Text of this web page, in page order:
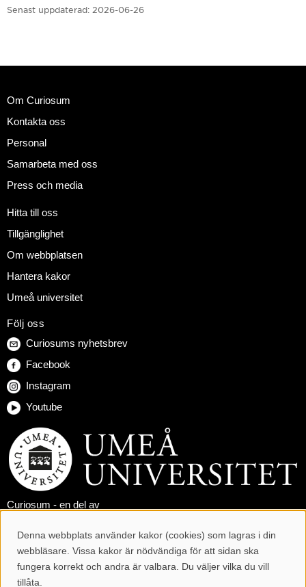
Senast uppdaterad: 2026-06-26
Om Curiosum
Kontakta oss
Personal
Samarbeta med oss
Press och media
Hitta till oss
Tillgänglighet
Om webbplatsen
Hantera kakor
Umeå universitet
Följ oss
Curiosums nyhetsbrev
Facebook
Instagram
Youtube
Curiosum - en del av
Cookie-samtycke
Denna webbplats använder kakor (cookies) som lagras i din
webbläsare. Vissa kakor är nödvändiga för att sidan ska
fungera korrekt och andra är valbara. Du väljer vilka du vill
tillåta.